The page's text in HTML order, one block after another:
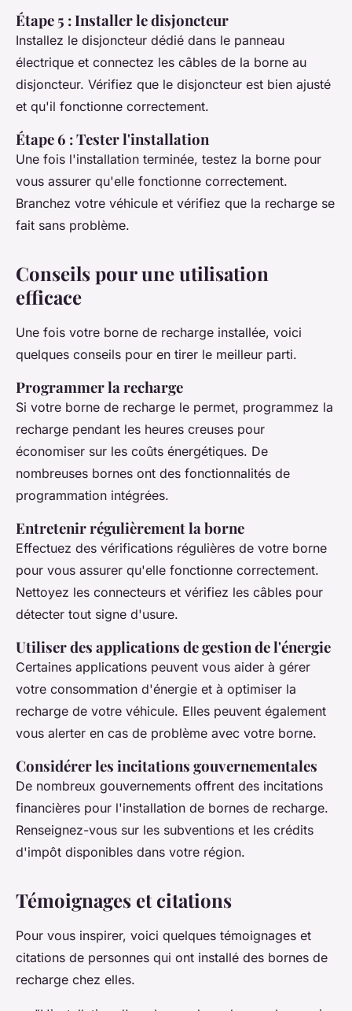
Étape 5 : Installer le disjoncteur
Installez le disjoncteur dédié dans le panneau
électrique et connectez les câbles de la borne au
disjoncteur. Vérifiez que le disjoncteur est bien ajusté
et qu'il fonctionne correctement.
Étape 6 : Tester l'installation
Une fois l'installation terminée, testez la borne pour
vous assurer qu'elle fonctionne correctement.
Branchez votre véhicule et vérifiez que la recharge se
fait sans problème.
Conseils pour une utilisation
efficace
Une fois votre borne de recharge installée, voici
quelques conseils pour en tirer le meilleur parti.
Programmer la recharge
Si votre borne de recharge le permet, programmez la
recharge pendant les heures creuses pour
économiser sur les coûts énergétiques. De
nombreuses bornes ont des fonctionnalités de
programmation intégrées.
Entretenir régulièrement la borne
Effectuez des vérifications régulières de votre borne
pour vous assurer qu'elle fonctionne correctement.
Nettoyez les connecteurs et vérifiez les câbles pour
détecter tout signe d'usure.
Utiliser des applications de gestion de l'énergie
Certaines applications peuvent vous aider à gérer
votre consommation d'énergie et à optimiser la
recharge de votre véhicule. Elles peuvent également
vous alerter en cas de problème avec votre borne.
Considérer les incitations gouvernementales
De nombreux gouvernements offrent des incitations
financières pour l'installation de bornes de recharge.
Renseignez-vous sur les subventions et les crédits
d'impôt disponibles dans votre région.
Témoignages et citations
Pour vous inspirer, voici quelques témoignages et
citations de personnes qui ont installé des bornes de
recharge chez elles.